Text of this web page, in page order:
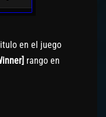
en el juego
rango en